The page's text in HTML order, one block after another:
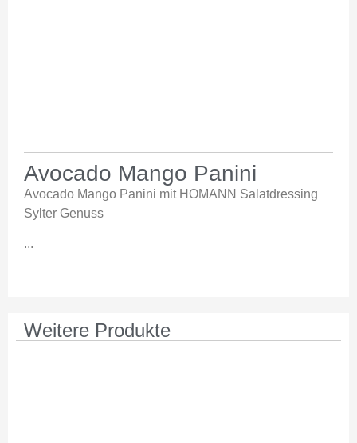
Avocado Mango Panini
Avocado Mango Panini mit HOMANN Salatdressing
Sylter Genuss
...
Weitere Produkte